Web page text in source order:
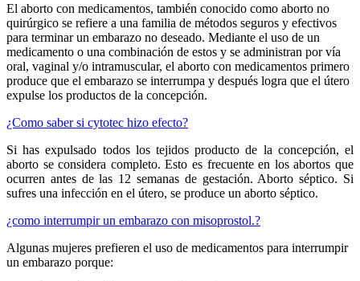
El aborto con medicamentos, también conocido como aborto no
quirúrgico se refiere a una familia de métodos seguros y efectivos
para terminar un embarazo no deseado. Mediante el uso de un
medicamento o una combinación de estos y se administran por vía
oral, vaginal y/o intramuscular, el aborto con medicamentos primero
produce que el embarazo se interrumpa y después logra que el útero
expulse los productos de la concepción.
¿Como saber si cytotec hizo efecto?
Si has expulsado todos los tejidos producto de la concepción, el
aborto se considera completo. Esto es frecuente en los abortos que
ocurren antes de las 12 semanas de gestación. Aborto séptico. Si
sufres una infección en el útero, se produce un aborto séptico.
¿como interrumpir un embarazo con misoprostol.?
Algunas mujeres prefieren el uso de medicamentos para interrumpir
un embarazo porque: